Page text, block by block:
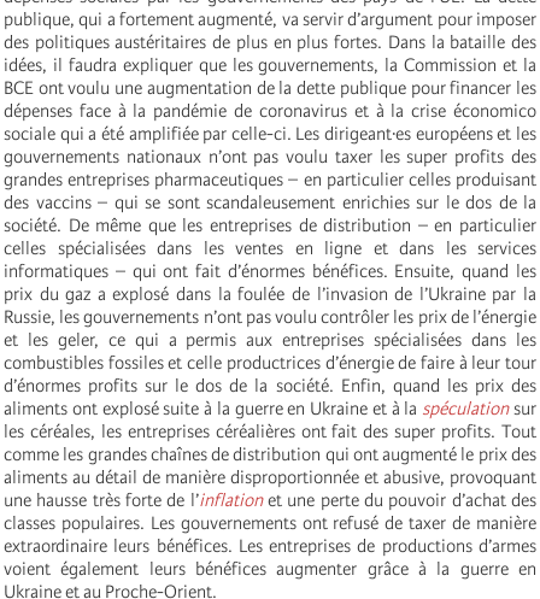
publique, qui a fortement augmenté, va servir d’argument pour imposer
des politiques austéritaires de plus en plus fortes. Dans la bataille des
idées, il faudra expliquer que les gouvernements, la Commission et la
BCE ont voulu une augmentation de la dette publique pour financer les
dépenses face à la pandémie de coronavirus et à la crise économico
sociale qui a été amplifiée par celle-ci. Les dirigeant·es européens et les
gouvernements nationaux n’ont pas voulu taxer les super profits des
grandes entreprises pharmaceutiques – en particulier celles produisant
des vaccins – qui se sont scandaleusement enrichies sur le dos de la
société. De même que les entreprises de distribution – en particulier
celles spécialisées dans les ventes en ligne et dans les services
informatiques – qui ont fait d’énormes bénéfices. Ensuite, quand les
prix du gaz a explosé dans la foulée de l’invasion de l’Ukraine par la
Russie, les gouvernements n’ont pas voulu contrôler les prix de l’énergie
et les geler, ce qui a permis aux entreprises spécialisées dans les
combustibles fossiles et celle productrices d’énergie de faire à leur tour
d’énormes profits sur le dos de la société. Enfin, quand les prix des
aliments ont explosé suite à la guerre en Ukraine et à la spéculationsur
les céréales, les entreprises céréalières ont fait des super profits. Tout
comme les grandes chaînes de distribution qui ont augmenté le prix des
aliments au détail de manière disproportionnée et abusive, provoquant
une hausse très forte de l’inflationet une perte du pouvoir d’achat des
classes populaires. Les gouvernements ont refusé de taxer de manière
extraordinaire leurs bénéfices. Les entreprises de productions d’armes
voient également leurs bénéfices augmenter grâce à la guerre en
Ukraine et au Proche-Orient.